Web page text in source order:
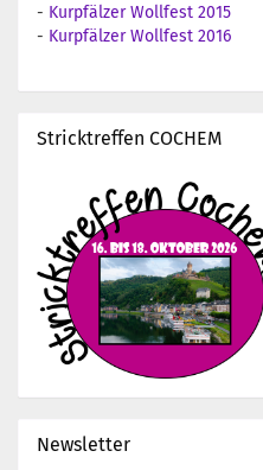
- Kurpfälzer Wollfest 2015
- Kurpfälzer Wollfest 2016
Stricktreffen COCHEM
Newsletter